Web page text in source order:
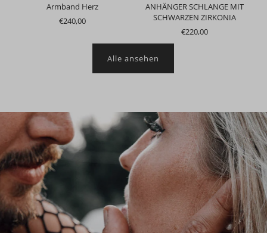
Armband Herz
€240,00
ANHÄNGER SCHLANGE MIT
SCHWARZEN ZIRKONIA
€220,00
Alle ansehen